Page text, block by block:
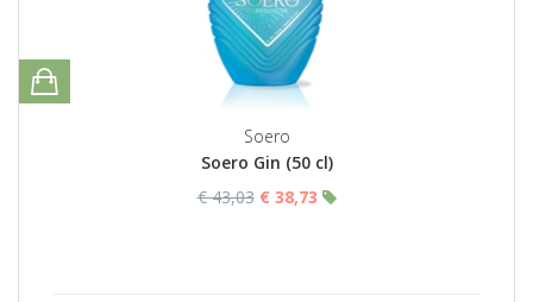
Soero
Soero Gin (50 cl)
€ 43,03 € 38,73